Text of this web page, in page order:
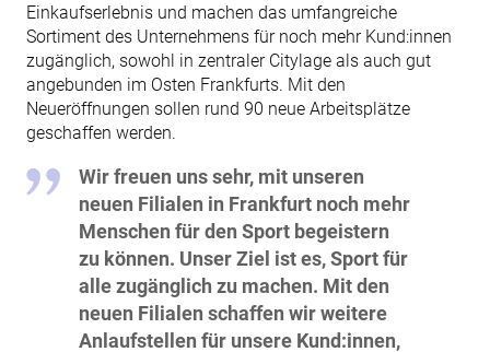
Einkaufserlebnis und machen das umfangreiche
Sortiment des Unternehmens für noch mehr Kund:innen
zugänglich, sowohl in zentraler Citylage als auch gut
angebunden im Osten Frankfurts. Mit den
Neueröffnungen sollen rund 90 neue Arbeitsplätze
geschaffen werden.
Wir freuen uns sehr, mit unseren
neuen Filialen in Frankfurt noch mehr
Menschen für den Sport begeistern
zu können. Unser Ziel ist es, Sport für
alle zugänglich zu machen. Mit den
neuen Filialen schaffen wir weitere
Anlaufstellen für unsere Kund:innen,